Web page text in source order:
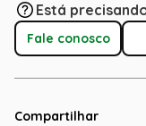
Está
Fale conosco
Compartilhar